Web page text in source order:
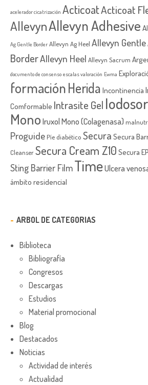
acelerador cicatrización ActicoatActicoat
AllevynAllevyn Adhesive
Ag Gentle Border Allevyn Ag Heel Allevyn Gentle
BorderAllevyn Heel Allevyn Sacrum
documento de consenso escalas valoración Ewma
formaciónHerida Incontinencia
Comformable Intrasite Gel
MonoIruxol Mono (Colagenasa)
Proguide Píe diabético Secura Secura
CleanserSecura Cream Z10 Secura
Sting Barrier FilmTimeUlcera
ámbito residencial
ARBOL DE CATEGORIAS
Biblioteca
Bibliografía
Congresos
Descargas
Estudios
Material promocional
Blog
Destacados
Noticias
Actividad de interés
Actualidad